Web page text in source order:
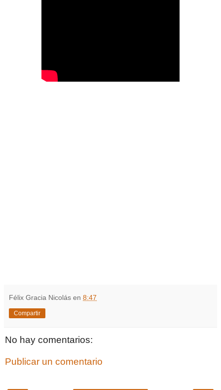
Félix Gracia Nicolás en 8:47
Compartir
No hay comentarios:
Publicar un comentario